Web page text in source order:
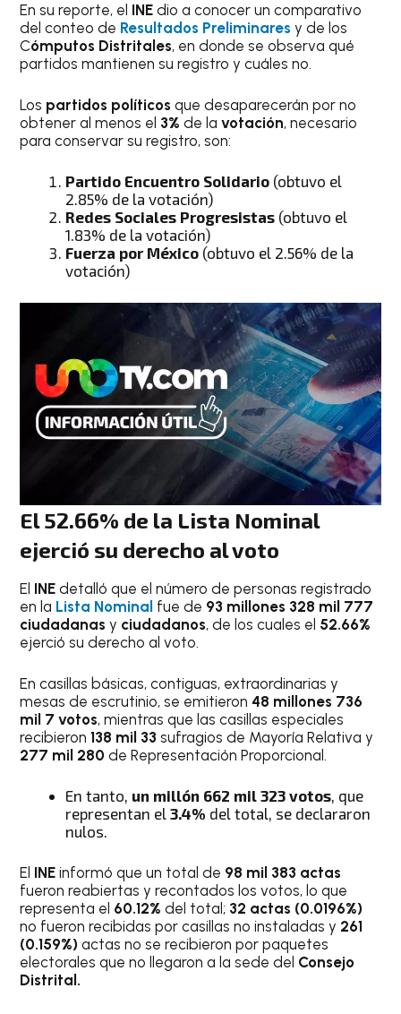
En su reporte, el INEdio a conocer un comparativo
del conteo de Resultados Preliminares y de los
Cómputos Distritales, en donde se observa qué
partidos mantienen su registro y cuáles no.
Los partidos políticosque desaparecerán por no
obtener al menos el 3%de lavotación, necesario
para conservar su registro, son:
Partido Encuentro Solidario (obtuvo el
2.85% de la votación)
Redes Sociales Progresistas (obtuvo el
1.83% de la votación)
Fuerza por México (obtuvo el 2.56% de la
votación)
El 52.66% de la Lista Nominal
ejerció su derecho al voto
El INEdetalló que el número de personas registrado
en la Lista Nominal fue de 93 millones 328 mil 777
ciudadanasy ciudadanos, de los cuales el 52.66%
ejerció su derecho al voto.
En casillas básicas, contiguas, extraordinarias y
mesas de escrutinio, se emitieron 48 millones 736
mil 7 votos, mientras que las casillas especiales
recibieron138 mil 33sufragios de Mayoría Relativa y
277 mil 280de Representación Proporcional.
En tanto, un millón 662 mil 323 votos, que
representan el 3.4% del total, se declararon
nulos.
El INE informó que un total de 98 mil 383 actas
fueron reabiertas y recontados los votos, lo que
representa el 60.12%del total; 32 actas (0.0196%)
no fueron recibidas por casillas no instaladas y 261
(0.159%)actas no se recibieron por paquetes
electorales que no llegaron a la sede del Consejo
Distrital.